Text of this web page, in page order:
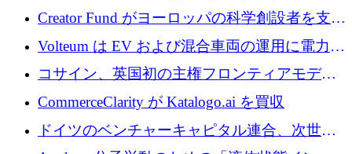
ノロジーがヨーロッパのイノベーションの未
来を形作る場所
Creator Fund がヨーロッパの科学創設者を支援
するために 5,600 万ドルを調達
Volteum は EV および混合車両の運用に電力を
供給するために 250 万ユーロを寄付
コサイン、英国初の主権フロンティアモデル
で業界の支援を確保
CommerceClarity が Katalogo.ai を買収
ドイツのベンチャーキャピタル連合、次世代
スタートアップの成長に向けて機関投資家へ